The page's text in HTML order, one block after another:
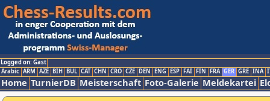
Logged on: Gast
Arabic ARM AZE BIH BUL CAT CHN CRO CZE DEN ENG ESP FAI FIN FRA GER GRE INA
Home TurnierDB Meisterschaft Foto-Galerie Meldekartei